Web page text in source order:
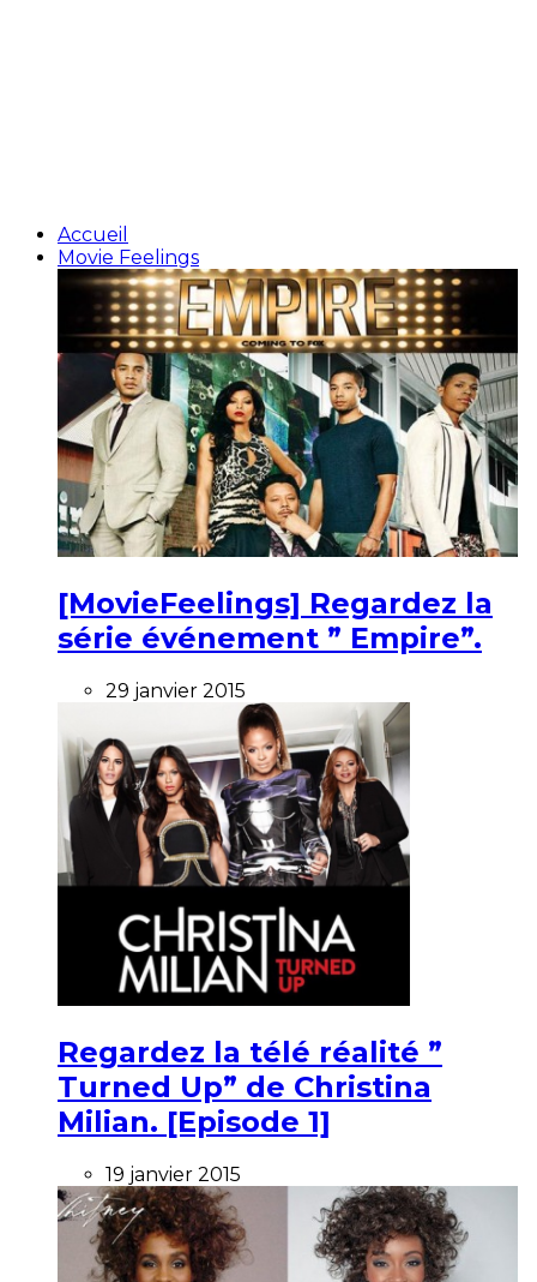
Accueil
Movie Feelings
[MovieFeelings] Regardez la
série événement ” Empire”.
29 janvier 2015
Regardez la télé réalité ”
Turned Up” de Christina
Milian. [Episode 1]
19 janvier 2015